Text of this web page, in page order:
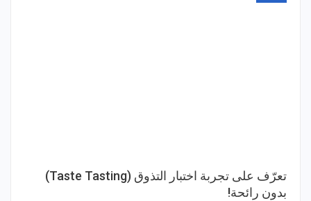
تعرّف على تجربة اختبار التذوق (Taste Tasting)
بدون رائحة!